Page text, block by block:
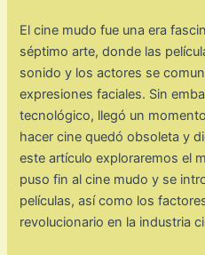
El cine mudo fue una era
séptimo arte, donde las
sonido y los actores se
expresiones faciales. Sin
tecnológico, llegó un
hacer cine quedó obsoleta y
este artículo exploraremos el
puso fin al cine mudo y se
películas, así como los
revolucionario en la industria